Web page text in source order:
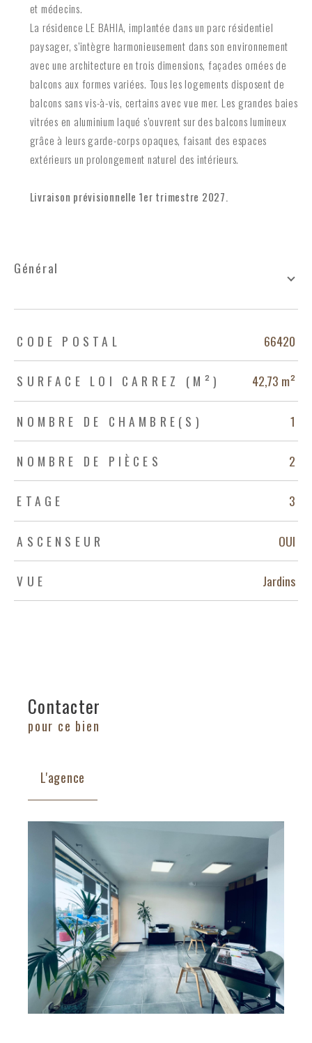
et médecins.
La résidence LE BAHIA, implantée dans un parc résidentiel
paysager, s’intègre harmonieusement dans son environnement
avec une architecture en trois dimensions, façades ornées de
balcons aux formes variées. Tous les logements disposent de
balcons sans vis-à-vis, certains avec vue mer. Les grandes baies
vitrées en aluminium laqué s’ouvrent sur des balcons lumineux
grâce à leurs garde-corps opaques, faisant des espaces
extérieurs un prolongement naturel des intérieurs.
Livraison prévisionnelle 1er trimestre 2027.
général
TRAD_ZEPHYR_Caracteristique
CODE POSTAL 66420
SURFACE LOI CARREZ (M²) 42,73 m²
NOMBRE DE CHAMBRE(S) 1
NOMBRE DE PIÈCES 2
ETAGE 3
ASCENSEUR OUI
VUE Jardins
Contacter
pour ce bien
L'agence